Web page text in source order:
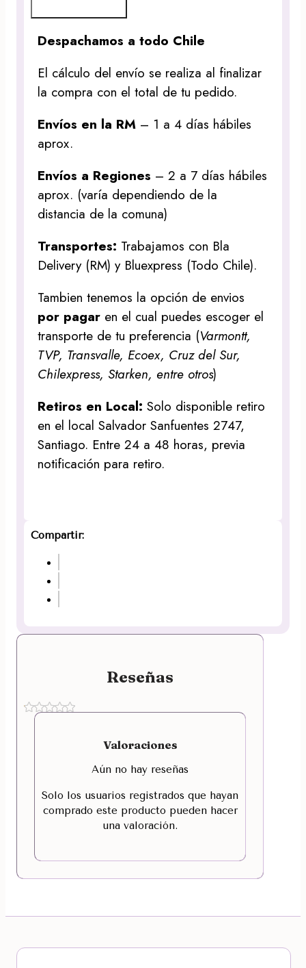
Despachamos a todo Chile
El cálculo del envío se realiza al finalizar
la compra con el total de tu pedido.
Envíos en la RM – 1 a 4 días hábiles
aprox.
Envíos a Regiones – 2 a 7 días hábiles
aprox. (varía dependiendo de la
distancia de la comuna)
Transportes: Trabajamos con Bla
Delivery (RM) y Bluexpress (Todo Chile).
Tambien tenemos la opción de envios
por pagar en el cual puedes escoger el
transporte de tu preferencia (Varmontt,
TVP, Transvalle, Ecoex, Cruz del Sur,
Chilexpress, Starken, entre otros)
Retiros en Local:Solo disponible retiro
en el local Salvador Sanfuentes 2747,
Santiago. Entre 24 a 48 horas, previa
notificación para retiro.
Compartir:
Reseñas
Valoraciones
Aún no hay reseñas
Solo los usuarios registrados que hayan
comprado este producto pueden hacer
una valoración.